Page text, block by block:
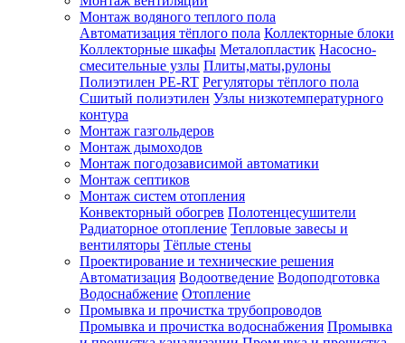
Монтаж водяного теплого пола
Автоматизация тёплого пола Коллекторные блоки
Коллекторные шкафы Металопластик Насосно-
смесительные узлы Плиты,маты,рулоны
Полиэтилен PE-RT Регуляторы тёплого пола
Сшитый полиэтилен Узлы низкотемпературного
контура
Монтаж газгольдеров
Монтаж дымоходов
Монтаж погодозависимой автоматики
Монтаж септиков
Монтаж систем отопления
Конвекторный обогрев Полотенцесушители
Радиаторное отопление Тепловые завесы и
вентиляторы Тёплые стены
Проектирование и технические решения
Автоматизация Водоотведение Водоподготовка
Водоснабжение Отопление
Промывка и прочистка трубопроводов
Промывка и прочистка водоснабжения Промывка